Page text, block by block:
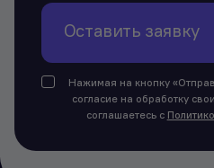
Нажимая на кнопку
согласие на обработку
соглашаетесь с
Оставить заявку